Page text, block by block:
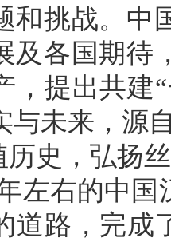
和挑战。中
及各国期待
，提出共建
与未来，源
历史，弘扬
左右的中
道路，完成